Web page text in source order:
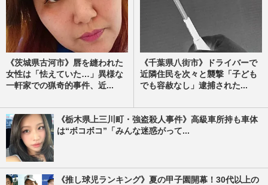
《茨城県古河市》唇を縫われた
女性は「怯えていた…」異様な
一軒家での猟奇的事件、近...
《千葉県八街市》ドライバーで
近隣住民を次々と襲撃「子ども
でも容赦なし」逮捕された...
《栃木県上三川町・強盗殺人事件》高級車所持も車体
は“ボコボコ”「みんな迷惑がって...
《推し球児ランキング》夏の甲子園開幕！30代以上の